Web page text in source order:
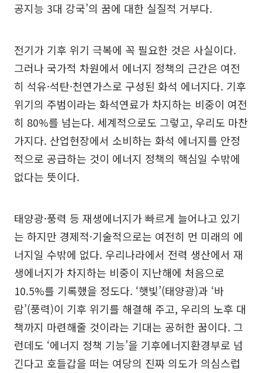
공지능 3대 강국’의 꿈에 대한 실질적 거부다.
전기가 기후 위기 극복에 꼭 필요한 것은 사실이다.
그러나 국가적 차원에서 에너지 정책의 근간은 여전
히 석유·석탄·천연가스로 구성된 화석 에너지다. 기후
위기의 주범이라는 화석연료가 차지하는 비중이 여전
히 80%를 넘는다. 세계적으로도 그렇고, 우리도 마찬
가지다. 산업현장에서 소비하는 화석 에너지를 안정
적으로 공급하는 것이 에너지 정책의 핵심일 수밖에
없다는 뜻이다.
태양광·풍력 등 재생에너지가 빠르게 늘어나고 있기
는 하지만 경제적·기술적으로는 여전히 먼 미래의 에
너지일 수밖에 없다. 우리나라에서 전력 생산에서 재
생에너지가 차지하는 비중이 지난해에 처음으로
10.5%를 기록했을 정도다. ‘햇빛’(태양광)과 ‘바
람’(풍력)이 기후 위기를 해결해 주고, 우리의 노후 대
책까지 마련해줄 것이라는 기대는 공허한 꿈이다. 그
런데도 ‘에너지 정책 기능’을 기후에너지환경부로 넘
긴다고 호들갑을 떠는 여당의 진짜 의도가 의심스럽